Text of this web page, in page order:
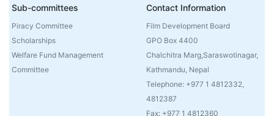
Sub-committees
Piracy Committee
Scholarships
Welfare Fund Management
Committee
Contact Information
Film Development Board
GPO Box 4400
Chalchitra Marg,Saraswotinagar,
Kathmandu, Nepal
Telephone: +977 1 4812332,
4812387
Fax: +977 1 4812360